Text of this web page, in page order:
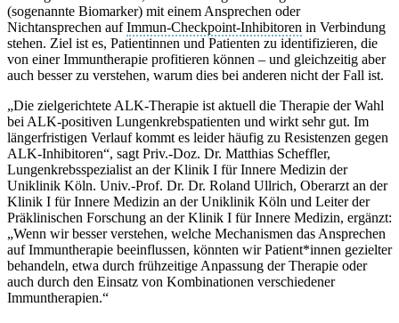
(sogenannte Biomarker) mit einem Ansprechen oder
Nichtansprechen aufImmun-Checkpoint-Inhibitoren in Verbindung
stehen. Ziel ist es, Patientinnen und Patienten zu identifizieren, die
von einer Immuntherapie profitieren können – und gleichzeitig aber
auch besser zu verstehen, warum dies bei anderen nicht der Fall ist.
„Die zielgerichtete ALK-Therapie ist aktuell die Therapie der Wahl
bei ALK-positiven Lungenkrebspatienten und wirkt sehr gut. Im
längerfristigen Verlauf kommt es leider häufig zu Resistenzen gegen
ALK-Inhibitoren“, sagt Priv.-Doz. Dr. Matthias Scheffler,
Lungenkrebsspezialist an der Klinik I für Innere Medizin der
Uniklinik Köln. Univ.-Prof. Dr. Dr. Roland Ullrich, Oberarzt an der
Klinik I für Innere Medizin an der Uniklinik Köln und Leiter der
Präklinischen Forschung an der Klinik I für Innere Medizin, ergänzt:
„Wenn wir besser verstehen, welche Mechanismen das Ansprechen
auf Immuntherapie beeinflussen, könnten wir Patient*innen gezielter
behandeln, etwa durch frühzeitige Anpassung der Therapie oder
auch durch den Einsatz von Kombinationen verschiedener
Immuntherapien.“